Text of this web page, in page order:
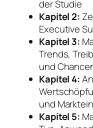
der Studie
Kapitel 2:
Executive
Kapitel 3:
Trends,
und
Kapitel 4:
und
Kapitel 5: